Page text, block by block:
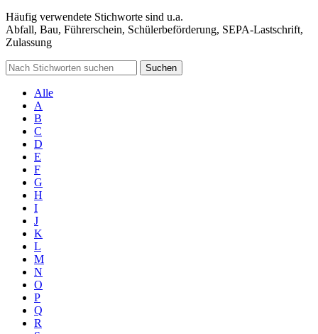
Häufig verwendete Stichworte sind u.a.
Abfall, Bau, Führerschein, Schülerbeförderung, SEPA-Lastschrift,
Zulassung
Suchen
Alle
A
B
C
D
E
F
G
H
I
J
K
L
M
N
O
P
Q
R